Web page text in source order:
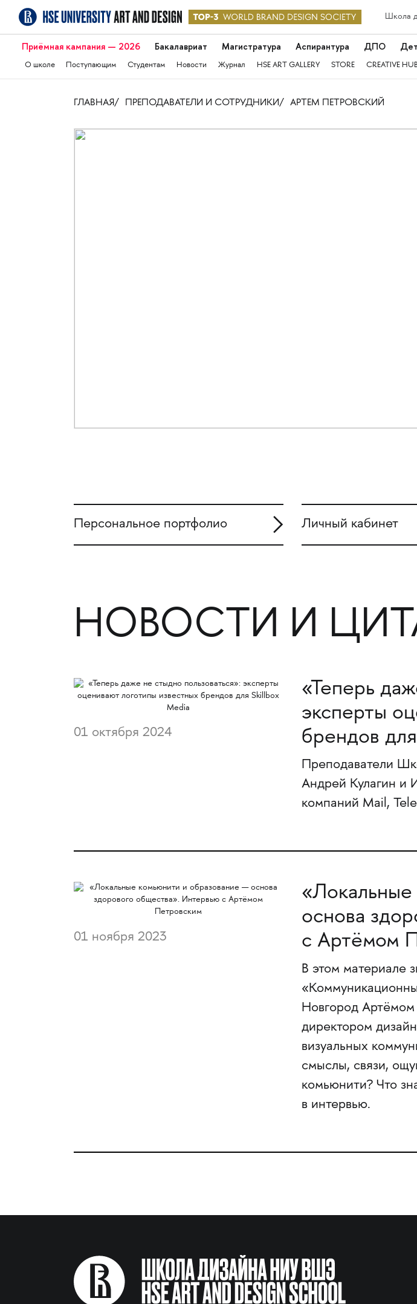
Школа
Приёмная кампания — 2026 Бакалавриат Магистратура Аспирантура ДПО
О школе Поступающим Студентам Новости Журнал HSE ART GALLERY STORE CREATIVE
ГЛАВНАЯ ПРЕПОДАВАТЕЛИ И СОТРУДНИКИ АРТЕМ ПЕТРОВСКИЙ
Персональное портфолио Личный кабинет
НОВОСТИ И
01 октября 2024
«Теперь
эксперты
брендов
Преподаватели
Андрей Кулагин и
компаний Mail,
01 ноября 2023
основа
с Артëмом
В этом материале
Новгород Артëмом
директором
визуальных
смыслы, связи,
комьюнити? Что
в интервью.